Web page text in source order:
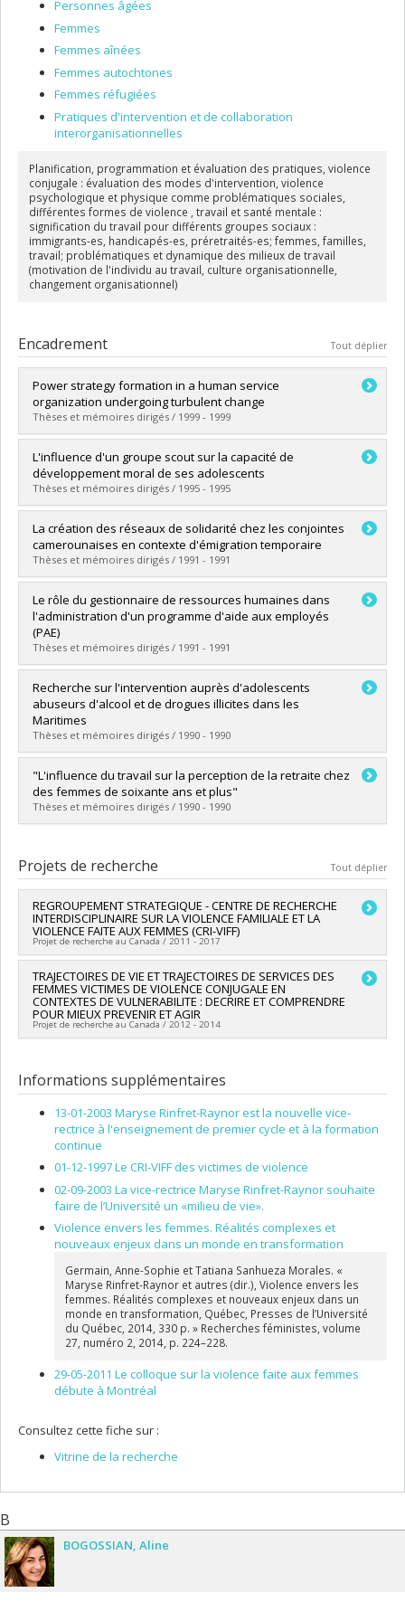
En 1993, avec une collègue de l'Université Laval, Maryse Rinfret-
Raynor a créé le CRI-VIFF. De 1992 à 1995, puis de 1998 à 2005, elle a
dirigé ce centre, qui bénéficie de subventions d'infrastructure du
Fonds québécois de recherche sur la société et la culture. Elle est à
l'origine de la première équipe de recherche sur la violence
conjugale au Québec, l'équipe VICTOIRE (Violence conjugale:
transformer et orienter par l'intervention et la recherche).
Entrepreneure sociale convaincue, ses efforts ont permis de créer
femmes) et l'Alliance de recherche universités-communautés
Femmes (ARUC Femmes). Professeur très appréciée de ses
étudiants, elle est l'auteur d'une vingtaine de livres et rapports de
recherche; elle a aussi écrit de nombreux chapitres de livres et
plus de vingt articles pour des revues scientifiques.
Personnes âgées
Femmes
Femmes aînées
Femmes autochtones
Femmes réfugiées
Pratiques d'intervention et de collaboration
interorganisationnelles
Planification, programmation et évaluation des pratiques, violence
conjugale : évaluation des modes d'intervention, violence
psychologique et physique comme problématiques sociales,
différentes formes de violence , travail et santé mentale :
signification du travail pour différents groupes sociaux :
immigrants-es, handicapés-es, préretraités-es; femmes, familles,
travail; problématiques et dynamique des milieux de travail
(motivation de l'individu au travail, culture organisationnelle,
changement organisationnel)
Encadrement Tout déplier
Power strategy formation in a human service
organization undergoing turbulent change
Thèses et mémoires dirigés / 1999 - 1999
Diplômé(e) :Côté, Daniel
Cycle :Doctorat
Diplôme obtenu :Ph. D.
Lien vers le document dans Papyrus
L'influence d'un groupe scout sur la capacité de
développement moral de ses adolescents
Thèses et mémoires dirigés / 1995 - 1995
Diplômé(e) :Hurtubise, Frédéric
Cycle :Maîtrise
Diplôme obtenu :M. Sc.
Lien vers le document dans Papyrus
La création des réseaux de solidarité chez les conjointes
camerounaises en contexte d'émigration temporaire
Thèses et mémoires dirigés / 1991 - 1991
Diplômé(e) :Mongbet, Chouaibou
Cycle :Maîtrise
Diplôme obtenu :
Lien vers le document dans Papyrus
Le rôle du gestionnaire de ressources humaines dans
l'administration d'un programme d'aide aux employés
(PAE)
Thèses et mémoires dirigés / 1991 - 1991
Diplômé(e) :Taton, Catherine
Cycle :Maîtrise
Diplôme obtenu :
Lien vers le document dans Papyrus
Recherche sur l'intervention auprès d'adolescents
abuseurs d'alcool et de drogues illicites dans les
Maritimes
Thèses et mémoires dirigés / 1990 - 1990
Diplômé(e) :Arsenault, Julie
Cycle :Maîtrise
Diplôme obtenu :M. Sc.
Lien vers le document dans Papyrus
"L'influence du travail sur la perception de la retraite chez
des femmes de soixante ans et plus"
Thèses et mémoires dirigés / 1990 - 1990
Cycle : Maîtrise
Diplôme obtenu :M. Sc.
Lien vers le document dans Papyrus
Projets de recherche Tout déplier
REGROUPEMENT STRATEGIQUE - CENTRE DE RECHERCHE
INTERDISCIPLINAIRE SUR LA VIOLENCE FAMILIALE ET LA
VIOLENCE FAITE AUX FEMMES (CRI-VIFF)
Projet de recherche au Canada / 2011 - 2017
Chercheur principal : Lyse Montminy
Co-chercheurs :Andrée Fortin, Sonia Gauthier
Sansfaçon,Maryse Rinfret-Raynor,Julia Krane, Suzanne
Léveillée,Josée Grenier,Sylvie Thibault
Tremblay,Geneviève Lessard,Renée Brassard,Elizabeth
Brabant,Normand Brodeur,Pierre Turcotte
Marie-Eve Bouthillier
Sources de financement : FRQSC/Fonds de recherche du
Québec - Société et culture (FQRSC)
Programmes de subvention :
PV129894-(RG) Programme
TRAJECTOIRES DE VIE ET TRAJECTOIRES DE SERVICES DES
FEMMES VICTIMES DE VIOLENCE CONJUGALE EN
CONTEXTES DE VULNERABILITE : DECRIRE ET COMPRENDRE
POUR MIEUX PREVENIR ET AGIR
Projet de recherche au Canada / 2012 - 2014
Co-chercheurs : Lyse Montminy,Dominique Damant
Gauthier,Frédéric Ouellet,Estibaliz Jimenez,Maryse Rinfret-
Raynor,Myriam Dubé,Jacinthe Dion, Simon Lapierre ,
Geneviève Lessard,Renée Brassard,Elizabeth Harper,
Louise Langevin
Mylène Fernet , Louise Hamelin-Brabant
Sources de financement : CRSH/Conseil de recherches en
sciences humaines du Canada
Programmes de subvention :
Informations supplémentaires
13-01-2003 Maryse Rinfret-Raynor est la nouvelle vice-
rectrice à l'enseignement de premier cycle et à la formation
continue
01-12-1997 Le CRI-VIFF des victimes de violence
02-09-2003 La vice-rectrice Maryse Rinfret-Raynor souhaite
faire de l’Université un «milieu de vie».
Violence envers les femmes. Réalités complexes et
nouveaux enjeux dans un monde en transformation
Germain, Anne-Sophie et Tatiana Sanhueza Morales. «
Maryse Rinfret-Raynor et autres (dir.), Violence envers les
femmes. Réalités complexes et nouveaux enjeux dans un
monde en transformation, Québec, Presses de l’Université
du Québec, 2014, 330 p. » Recherches féministes, volume
27, numéro 2, 2014, p. 224–228.
29-05-2011 Le colloque sur la violence faite aux femmes
débute à Montréal
Consultez cette fiche sur :
Vitrine de la recherche
B
BOGOSSIAN Aline